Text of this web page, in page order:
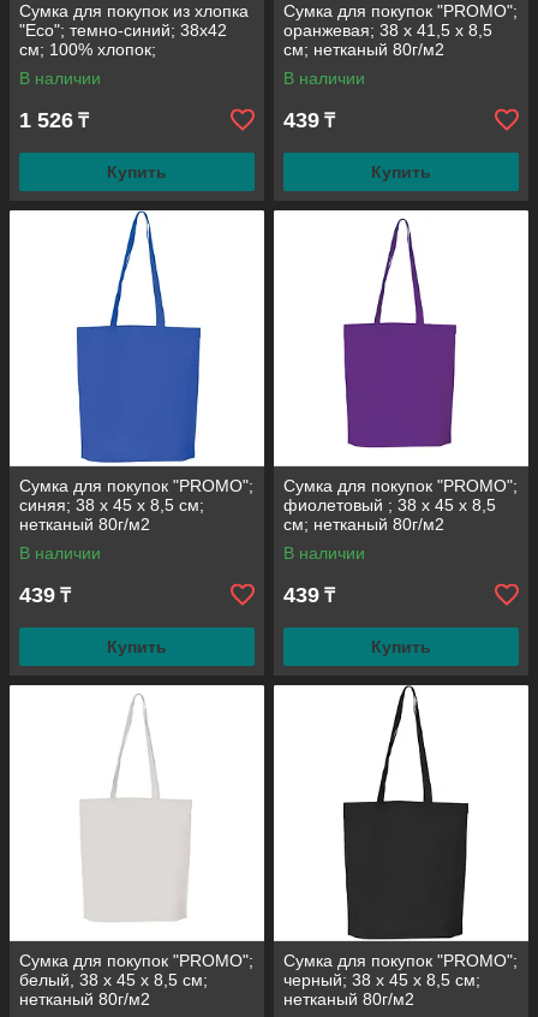
Сумка для покупок из хлопка
"Eco"; темно-синий; 38х42
см; 100% хлопок;
шелкография
В наличии
1 526 ₸
Купить
Сумка для покупок "PROMO";
оранжевая; 38 x 41,5 x 8,5
см; нетканый 80г/м2
В наличии
439 ₸
Купить
Сумка для покупок "PROMO";
синяя; 38 x 45 x 8,5 см;
нетканый 80г/м2
В наличии
439 ₸
Купить
Сумка для покупок "PROMO";
фиолетовый ; 38 x 45 x 8,5
см; нетканый 80г/м2
В наличии
439 ₸
Купить
Сумка для покупок "PROMO";
белый, 38 x 45 x 8,5 см;
нетканый 80г/м2
Сумка для покупок "PROMO";
черный; 38 x 45 x 8,5 см;
нетканый 80г/м2